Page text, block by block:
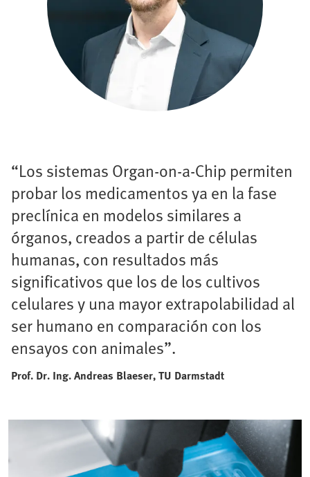
“Los sistemas Organ-on-a-Chip permiten
probar los medicamentos ya en la fase
preclínica en modelos similares a
órganos, creados a partir de células
humanas, con resultados más
significativos que los de los cultivos
celulares y una mayor extrapolabilidad al
ser humano en comparación con los
ensayos con animales”.
Prof. Dr. Ing. Andreas Blaeser, TU Darmstadt